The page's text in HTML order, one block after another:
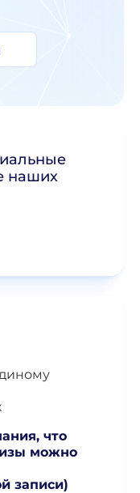
наших
что
можно
записи)